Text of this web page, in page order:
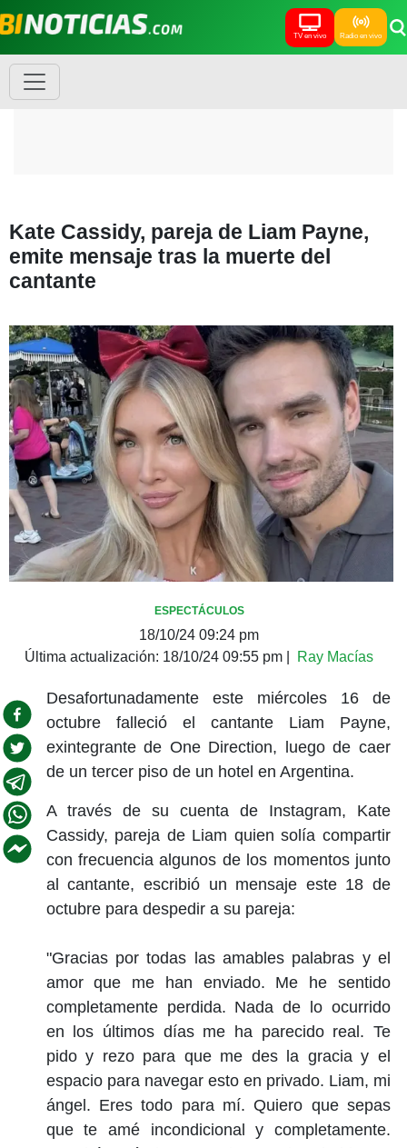
TV en vivo Radio en vivo
Kate Cassidy, pareja de Liam Payne,
emite mensaje tras la muerte del
cantante
ESPECTÁCULOS
18/10/24 09:24 pm
Última actualización: 18/10/24 09:55 pm Ray Macías
Desafortunadamente este miércoles 16 de
octubre falleció el cantante Liam Payne,
exintegrante de One Direction, luego de caer
de un tercer piso de un hotel en Argentina.
A través de su cuenta de Instagram, Kate
Cassidy, pareja de Liam quien solía compartir
con frecuencia algunos de los momentos junto
al cantante, escribió un mensaje este 18 de
octubre para despedir a su pareja:
"Gracias por todas las amables palabras y el
amor que me han enviado. Me he sentido
completamente perdida. Nada de lo ocurrido
en los últimos días me ha parecido real. Te
pido y rezo para que me des la gracia y el
espacio para navegar esto en privado. Liam, mi
ángel. Eres todo para mí. Quiero que sepas
que te amé incondicional y completamente.